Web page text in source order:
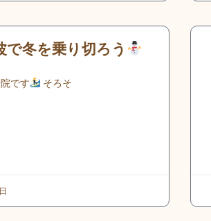
で冬を乗り切ろう
です そろそ